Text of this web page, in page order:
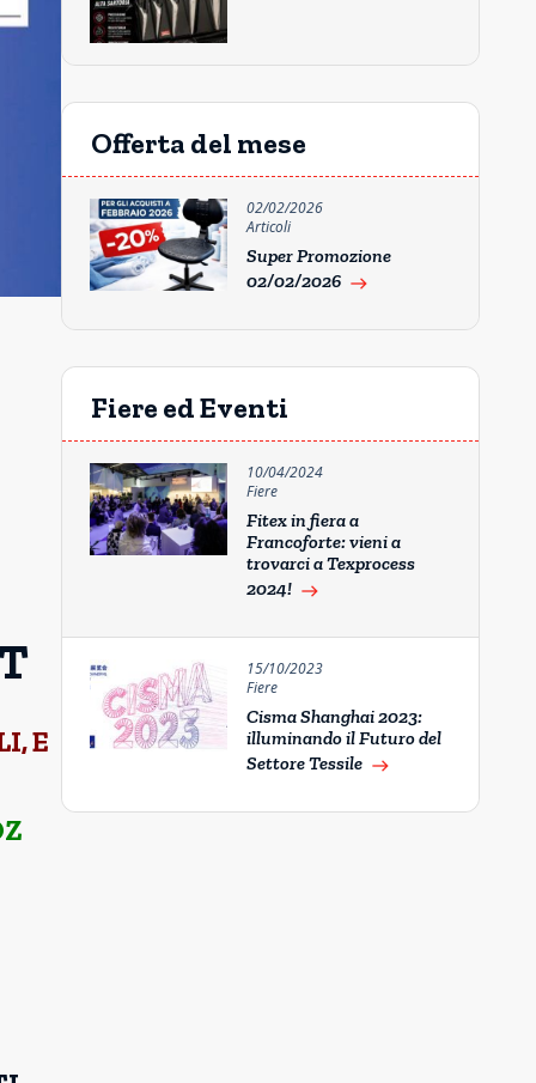
E
Offerta del mese
02/02/2026
Articoli
Super Promozione
02/02/2026 east
Fiere ed Eventi
10/04/2024
Fiere
Fitex in fiera a
Francoforte: vieni a
trovarci a Texprocess
2024! east
15/10/2023
Fiere
Cisma Shanghai 2023:
illuminando il Futuro del
Settore Tessile east